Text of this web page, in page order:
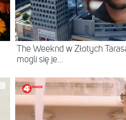
The Weeknd w Złotych
mogli się je...